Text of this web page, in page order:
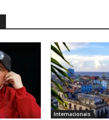
Internacionais